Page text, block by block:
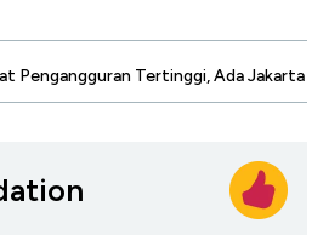
Pengangguran Tertinggi, Ada Jakarta